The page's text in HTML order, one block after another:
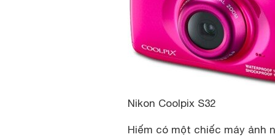
Nikon Coolpix S32
Hiếm có một chiếc máy ảnh